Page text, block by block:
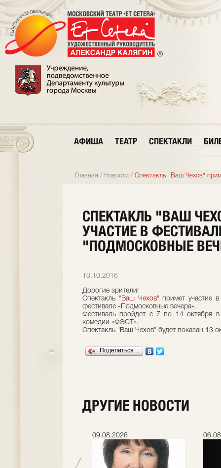
АФИША ТЕАТР СПЕКТАКЛИ
Главная / Новости / Спектакль "Ваш Чехов"
СПЕКТАКЛЬ "ВАШ
УЧАСТИЕ В
"ПОДМОСКОВНЫЕ
10.10.2016
Дорогие зрители!
Спектакль "Ваш Чехов" примет участие
фестивале «Подмосковные вечера».
Фестиваль пройдет с 7 по 14 октября
комедии «ФЭСТ».
Спектакль "Ваш Чехов" будет показан 13
Поделиться…
ДРУГИЕ НОВОСТИ
09.08.2026